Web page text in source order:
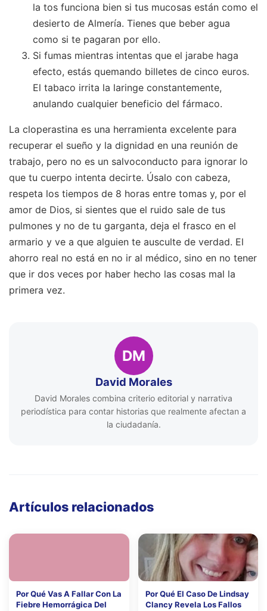
la tos funciona bien si tus mucosas están como el
desierto de Almería. Tienes que beber agua
como si te pagaran por ello.
Si fumas mientras intentas que el jarabe haga
efecto, estás quemando billetes de cinco euros.
El tabaco irrita la laringe constantemente,
anulando cualquier beneficio del fármaco.
La cloperastina es una herramienta excelente para
recuperar el sueño y la dignidad en una reunión de
trabajo, pero no es un salvoconducto para ignorar lo
que tu cuerpo intenta decirte. Úsalo con cabeza,
respeta los tiempos de 8 horas entre tomas y, por el
amor de Dios, si sientes que el ruido sale de tus
pulmones y no de tu garganta, deja el frasco en el
armario y ve a que alguien te ausculte de verdad. El
ahorro real no está en no ir al médico, sino en no tener
que ir dos veces por haber hecho las cosas mal la
primera vez.
DM
David Morales
David Morales combina criterio editorial y narrativa
periodística para contar historias que realmente afectan a
la ciudadanía.
Artículos relacionados
Por Qué Vas A Fallar Con La
Fiebre Hemorrágica Del
Por Qué El Caso De Lindsay
Clancy Revela Los Fallos